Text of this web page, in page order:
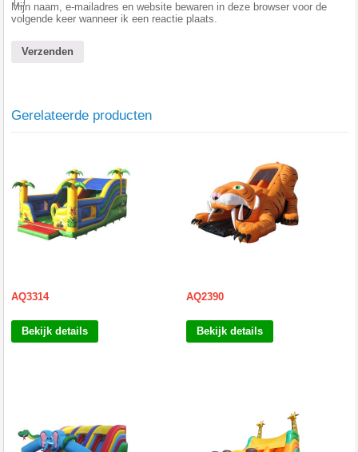
Mijn naam, e-mailadres en website bewaren in deze browser voor de
volgende keer wanneer ik een reactie plaats.
Gerelateerde producten
AQ3314
Bekijk details
AQ2390
Bekijk details